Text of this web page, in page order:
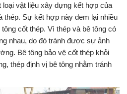
loại vật liệu xây dựng kết hợp của
thép. Sự kết hợp này đem lại nhiều
cốt thép. Vì thép và bê tông có
nhau, do đó tránh được sự ảnh
Bê tông bảo vệ cốt thép khỏi
thép định vị bê tông nhằm tránh